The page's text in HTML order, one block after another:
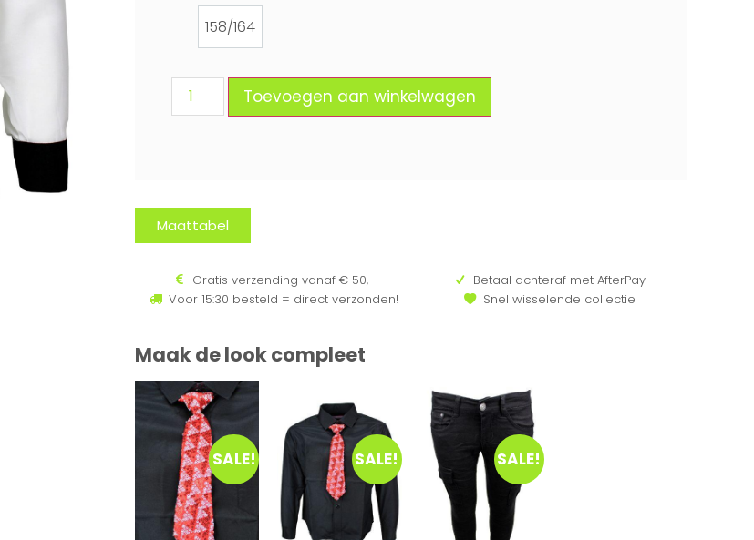
158/164
158/164
Toevoegen aan winkelwagen
Maattabel
Gratis verzending vanaf € 50,-
Voor 15:30 besteld = direct verzonden!
Betaal achteraf met AfterPay
Snel wisselende collectie
Maak de look compleet
SALE! SALE! SALE!